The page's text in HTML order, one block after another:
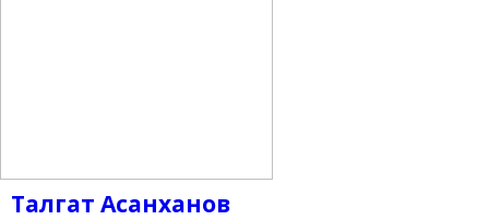
Талгат Асанханов